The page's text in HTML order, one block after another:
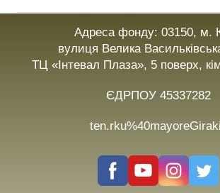
Адреса фонду: 03150, м.
вулиця Велика
ТЦ «Інтевал Плаза», 5 поверх,
ЄДРПОУ 45337282